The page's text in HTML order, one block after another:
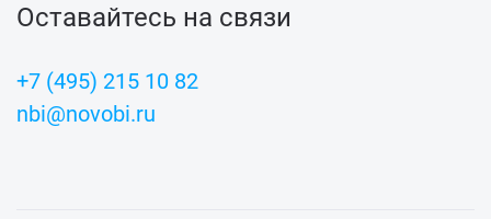
Оставайтесь на связи
+7 (495) 215 10 82
nbi@novobi.ru